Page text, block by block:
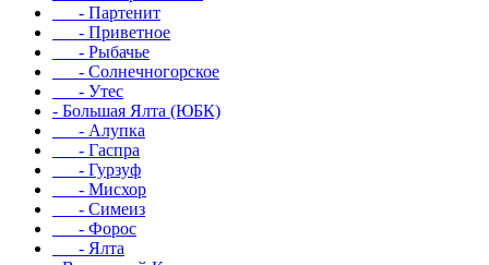
- Партенит
- Приветное
- Рыбачье
- Солнечногорское
- Утес
- Большая Ялта (ЮБК)
- Алупка
- Гаспра
- Гурзуф
- Мисхор
- Симеиз
- Форос
- Ялта